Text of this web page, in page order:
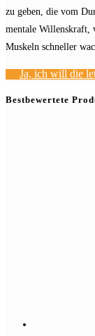
zu geben, die vom
mentale Willenskraft,
Muskeln schneller
Ja, ich will die
Bestbewertete